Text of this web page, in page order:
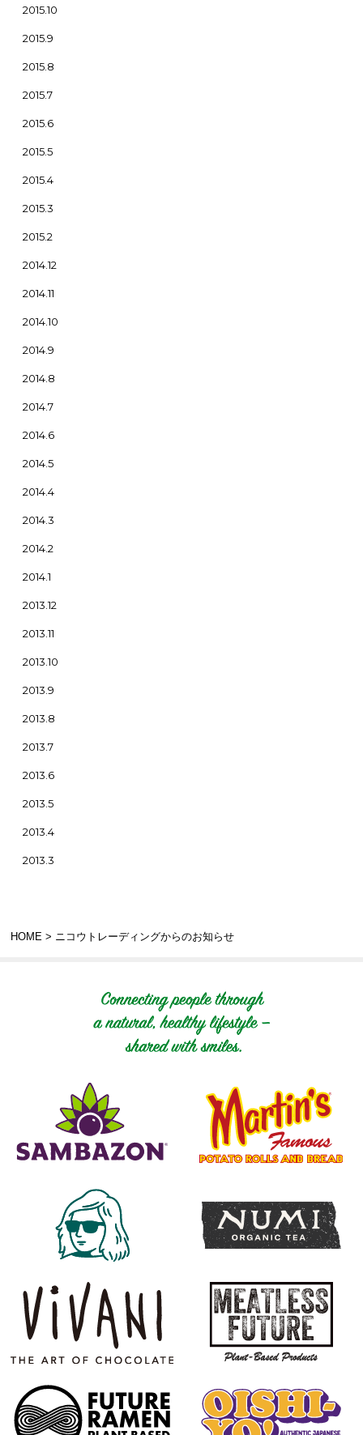
2015.10
2015.9
2015.8
2015.7
2015.6
2015.5
2015.4
2015.3
2015.2
2014.12
2014.11
2014.10
2014.9
2014.8
2014.7
2014.6
2014.5
2014.4
2014.3
2014.2
2014.1
2013.12
2013.11
2013.10
2013.9
2013.8
2013.7
2013.6
2013.5
2013.4
2013.3
HOME > ニコウトレーディングからのお知らせ